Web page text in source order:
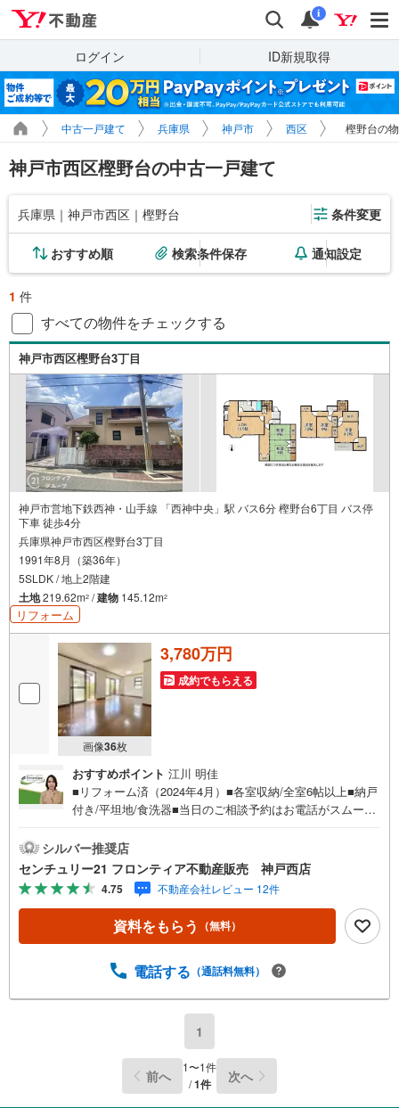
検索 通知
i
ログイン ID新規取得
中古一戸建て 兵庫県 神戸市 西区 樫野台の
神戸市西区樫野台の中古一戸建て
兵庫県｜神戸市西区｜樫野台 条件変更
おすすめ順 検索条件保存 通知設定
1 件
すべての物件をチェックする
神戸市西区樫野台3丁目
神戸市営地下鉄西神・山手線 「西神中央」駅 バス6分 樫野台6丁目 バス停
下車 徒歩4分
兵庫県神戸市西区樫野台3丁目
1991年8月（築36年）
5SLDK / 地上2階建
土地219.62m2 /建物 145.12m2
リフォーム
画像36枚
3,780万円
成約でもらえる
おすすめポイント 江川 明佳
■リフォーム済（2024年4月）■各室収納/全室6帖以上■納戸
付き/平坦地/食洗器■当日のご相談予約はお電話がスムーズ
替・浴室/洗濯水栓/洗濯パン/キッチン・ウォシュレット/照
明器具/ウッドデッキ・全面外壁塗装/バルコニー防水塗装/
ハウスクリーニング 立地・神戸市立樫野台小学校まで徒歩
約8分（約600m）・神戸市立平野中学校まで徒歩約12分
（約950m） 弊社について・センチュリー21グループ売上
販売・契約件数 全国1位の実績（2023年時点・全国991店舗
設置、間取りの一部変更などご提案可能 ）・365日営業
30分～）→ご希望条件のご相談（約30分～）→資金計画や
気軽にお問い合わせください！
シルバー推奨店
センチュリー21 フロンティア不動産販売 神戸西店
4.75 不動産会社レビュー 12件
資料をもらう （無料）
電話する （通話料無料）
1
前へ 1〜1件
/1件 次へ